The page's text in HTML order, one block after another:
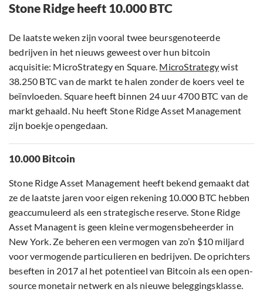
Stone Ridge heeft 10.000 BTC
De laatste weken zijn vooral twee beursgenoteerde
bedrijven in het nieuws geweest over hun bitcoin
acquisitie: MicroStrategy en Square. MicroStrategywist
38.250 BTC van de markt te halen zonder de koers veel te
beïnvloeden. Square heeft binnen 24 uur 4700 BTC van de
markt gehaald. Nu heeft Stone Ridge Asset Management
zijn boekje opengedaan.
10.000 Bitcoin
Stone Ridge Asset Management heeft bekend gemaakt dat
ze de laatste jaren voor eigen rekening 10.000 BTC hebben
geaccumuleerd als een strategische reserve. Stone Ridge
Asset Managent is geen kleine vermogensbeheerder in
New York. Ze beheren een vermogen van zo’n $10 miljard
voor vermogende particulieren en bedrijven. De oprichters
beseften in 2017 al het potentieel van Bitcoin als een open-
source monetair netwerk en als nieuwe beleggingsklasse.